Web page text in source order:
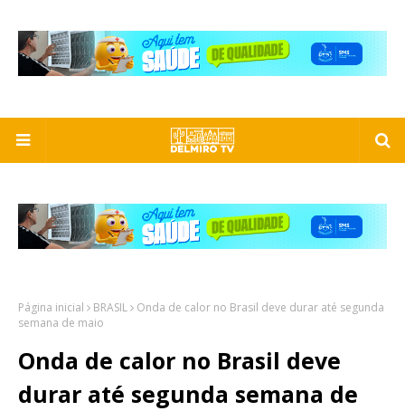
Página inicial BRASIL
Onda de calor no Brasil deve durar até segunda
semana de maio
Onda de calor no Brasil deve
durar até segunda semana de